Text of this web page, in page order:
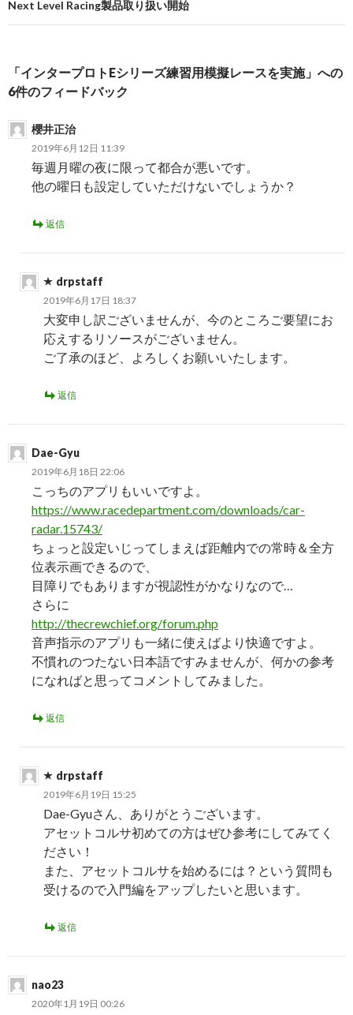
ビ
ー
シ
ョ
ン
Next Level Racing製品取り扱い開始
「インタープロトEシリーズ練習用模擬レースを実施」への
6件のフィードバック
櫻井正治
2019年6月12日 11:39
毎週月曜の夜に限って都合が悪いです。
他の曜日も設定していただけないでしょうか？
返信
drpstaff
2019年6月17日 18:37
大変申し訳ございませんが、今のところご要望にお
応えするリソースがございません。
ご了承のほど、よろしくお願いいたします。
返信
Dae-Gyu
2019年6月18日 22:06
こっちのアプリもいいですよ。
https://www.racedepartment.com/downloads/car-
radar.15743/
ちょっと設定いじってしまえば距離内での常時＆全方
位表示画できるので、
目障りでもありますが視認性がかなりなので…
さらに
http://thecrewchief.org/forum.php
音声指示のアプリも一緒に使えばより快適ですよ。
不慣れのつたない日本語ですみませんが、何かの参考
になればと思ってコメントしてみました。
返信
drpstaff
2019年6月19日 15:25
Dae-Gyuさん、ありがとうございます。
アセットコルサ初めての方はぜひ参考にしてみてく
ださい！
また、アセットコルサを始めるには？という質問も
受けるので入門編をアップしたいと思います。
返信
nao23
2020年1月19日 00:26